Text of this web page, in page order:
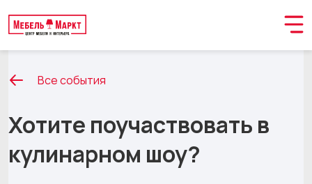
Все события
Хотите поучаствовать в
кулинарном шоу?